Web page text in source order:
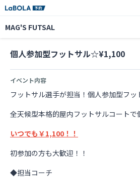
MAG'S FUTSAL
個人参加型フットサル☆¥1,100
イベント内容
フットサル選手が担当！個人参加型フッ
全天候型本格的屋内フットサルコートで
いつでも￥1,100！！
初参加の方も大歓迎！！
◆担当コーチ